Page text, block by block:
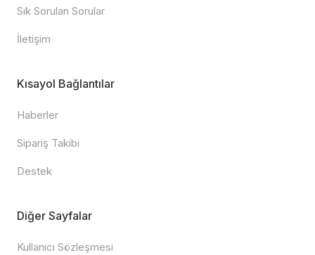
Sık Sorulan Sorular
İletişim
Kısayol Bağlantılar
Haberler
Sipariş Takibi
Destek
Diğer Sayfalar
Kullanıcı Sözleşmesi